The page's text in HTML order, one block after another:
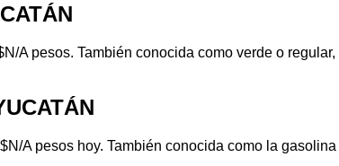
A pesos. También conocida como verde o
A pesos hoy. También conocida como la